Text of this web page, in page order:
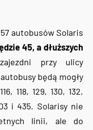
autobusów Solaris
45, a dłuższych
przy ulicy
będą mogły
118, 129, 130, 132,
i 435. Solarisy nie
linii, ale do